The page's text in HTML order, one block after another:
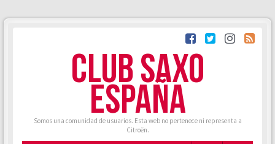
CLUB SAXO
ESPAÑA
Somos una comunidad de usuarios. Esta web no pertenece ni representa a
Citroën.